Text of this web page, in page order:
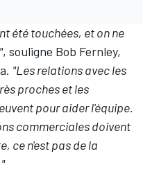
été touchées, et on ne
, souligne Bob Fernley,
"Les relations avec les
proches et les
pour aider l'équipe.
commerciales doivent
ce n'est pas de la